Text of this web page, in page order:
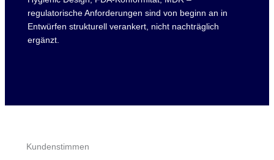
regulatorische Anforderungen sind von beginn an in
Entwürfen strukturell verankert, nicht nachträglich
ergänzt.
Kundenstimmen